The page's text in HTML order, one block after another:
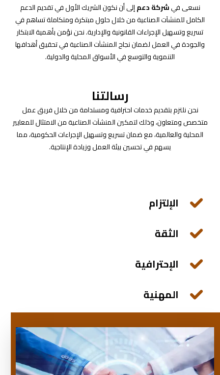
نسعى فيشركة دعمإلى أن نكون الشريك الأول في تقديم الدعم
الكامل للمنشآت الصناعية من خلال حلول مبتكرة ومتكاملة تساهم في
تسريع وتسهيل الإجراءات القانونية والإدارية. نحن نؤمن بأهمية الابتكار
والجودة في العمل لضمان نجاح المنشآت الصناعية في تحقيق أهدافها
التنموية والتوسع في الأسواق المحلية والدولية.
رسالتنا
نحن نلتزم بتقديم خدمات احترافية ومستدامة من خلال فريق عمل
متخصص ومتعاون، وذلك لتمكين المنشآت الصناعية من الامتثال للمعايير
المحلية والعالمية، مع ضمان تسريع وتسهيل الإجراءات الحكومية، مما
يسهم في تحسين بيئة العمل وزيادة الإنتاجية.
الإلتزام
الثقة
الإحترافية
المهنية